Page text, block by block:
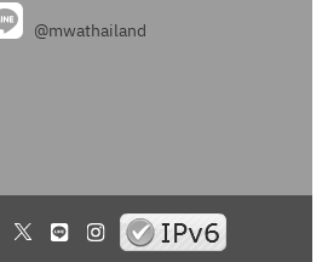
@mwathailand
. . .